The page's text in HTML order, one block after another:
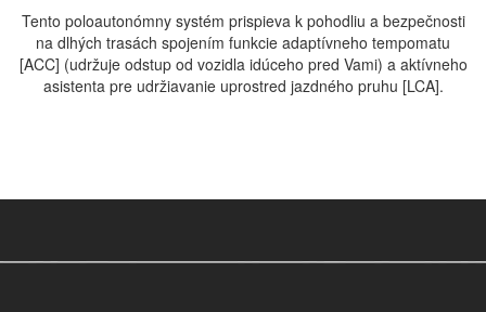
Tento poloautonómny systém prispieva k pohodliu a bezpečnosti
na dlhých trasách spojením funkcie adaptívneho tempomatu
[ACC] (udržuje odstup od vozidla idúceho pred Vami) a aktívneho
asistenta pre udržiavanie uprostred jazdného pruhu [LCA].